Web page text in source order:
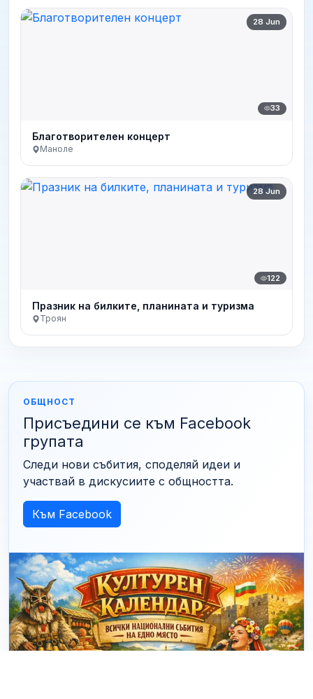
28 Jun
33
Благотворителен концерт
Маноле
28 Jun
122
Празник на билките, планината и туризма
Троян
ОБЩНОСТ
Присъедини се към Facebook
групата
Следи нови събития, споделяй идеи и
участвай в дискусиите с общността.
Към Facebook